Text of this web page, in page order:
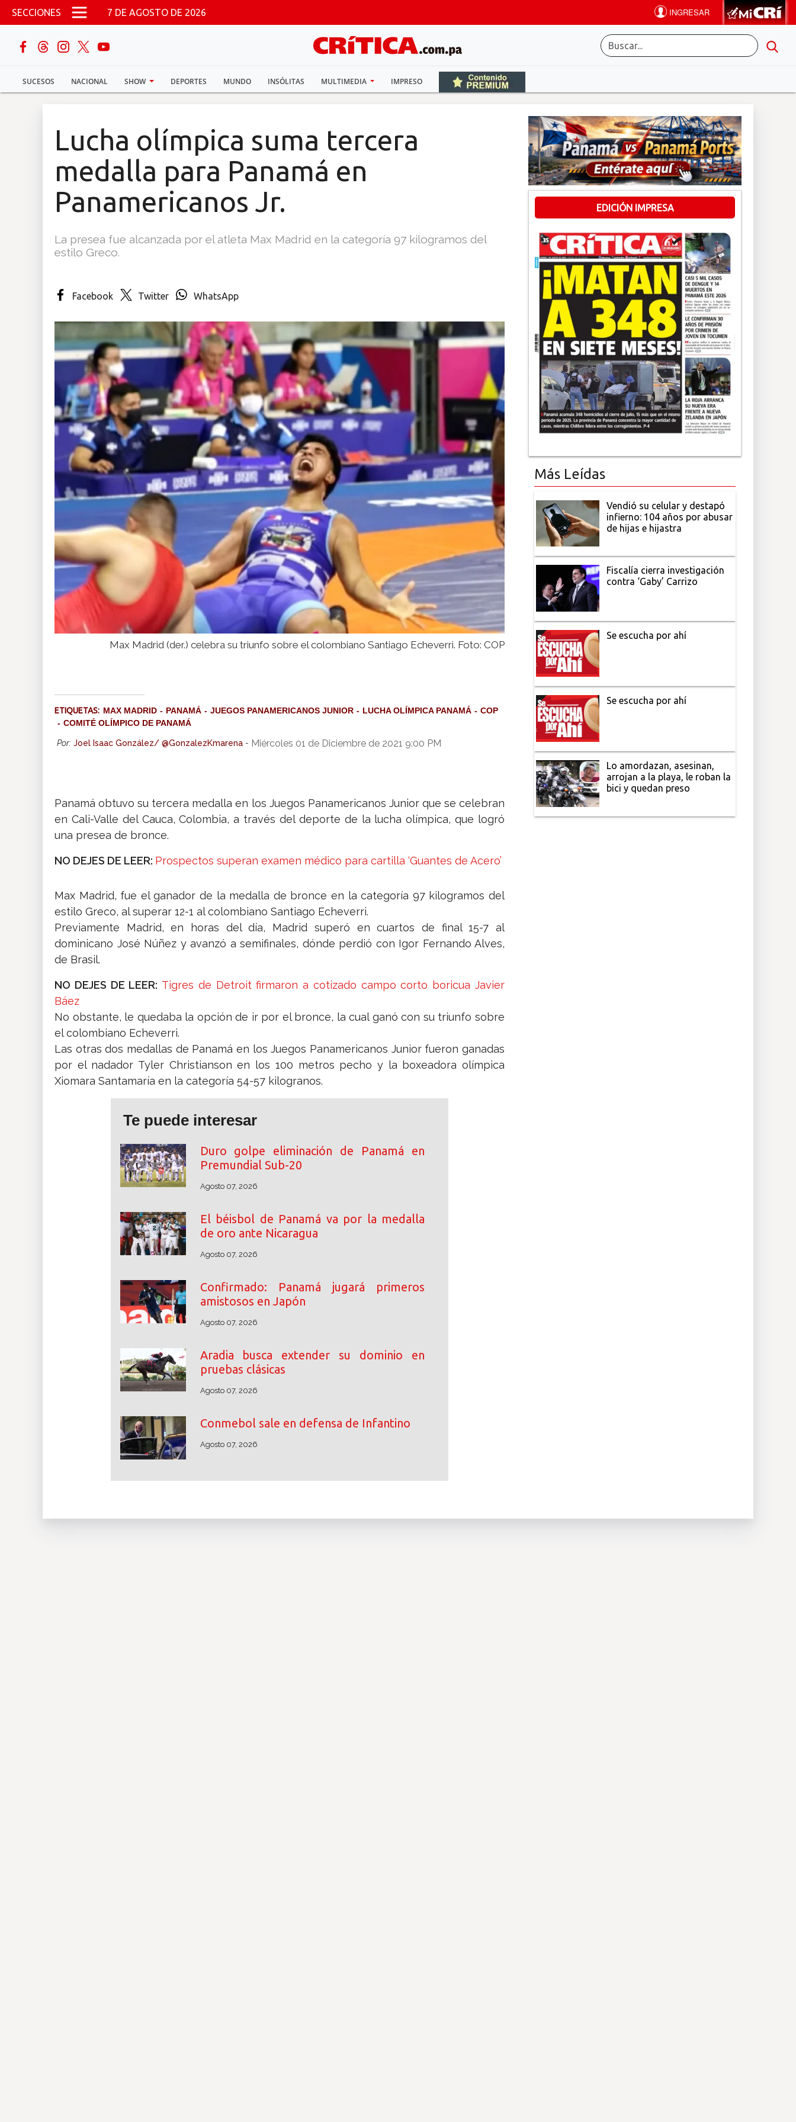
Pasar al contenido principal
SECCIONES 7 DE AGOSTO DE 2026
SUCESOS NACIONAL SHOW DEPORTES MUNDO INSÓLITAS MULTIMEDIA IMPRESO
buscar
Sucesos
Multimedia
Lucha olímpica suma tercera
medalla para Panamá en
Panamericanos Jr.
La presea fue alcanzada por el atleta Max Madrid en la categoría 97 kilogramos del
estilo Greco.
Facebook Twitter WhatsApp
Max Madrid (der.) celebra su triunfo sobre el colombiano Santiago Echeverri. Foto: COP
ETIQUETAS: MAX MADRID PANAMÁ JUEGOS PANAMERICANOS JUNIOR LUCHA OLÍMPICA PANAMÁ
COP
COMITÉ OLÍMPICO DE PANAMÁ
Por: Joel Isaac González/ @GonzalezKmarena - Miércoles 01 de Diciembre de 2021 9:00 PM
Panamá obtuvo su tercera medalla en los Juegos Panamericanos Junior que se celebran
en Cali-Valle del Cauca, Colombia, a través del deporte de la lucha olímpica, que logró
una presea de bronce.
NO DEJES DE LEER: Prospectos superan examen médico para cartilla ‘Guantes de Acero’
Max Madrid, fue el ganador de la medalla de bronce en la categoría 97 kilogramos del
estilo Greco, al superar 12-1 al colombiano Santiago Echeverri.
Previamente Madrid, en horas del día, Madrid superó en cuartos de final 15-7 al
dominicano José Núñez y avanzó a semifinales, dónde perdió con Igor Fernando Alves,
de Brasil.
NO DEJES DE LEER: Tigres de Detroit firmaron a cotizado campo corto boricua Javier
Báez
No obstante, le quedaba la opción de ir por el bronce, la cual ganó con su triunfo sobre
el colombiano Echeverri.
Las otras dos medallas de Panamá en los Juegos Panamericanos Junior fueron ganadas
por el nadador Tyler Christianson en los 100 metros pecho y la boxeadora olímpica
Xiomara Santamaría en la categoría 54-57 kilogranos.
Te puede interesar
Duro golpe eliminación de Panamá en
Premundial Sub-20
Agosto 07, 2026
El béisbol de Panamá va por la medalla
de oro ante Nicaragua
Agosto 07, 2026
Confirmado: Panamá jugará primeros
amistosos en Japón
Agosto 07, 2026
Aradia busca extender su dominio en
pruebas clásicas
Agosto 07, 2026
Conmebol sale en defensa de Infantino
Agosto 07, 2026
EDICIÓN IMPRESA
Más Leídas
Vendió su celular y destapó
infierno: 104 años por abusar
de hijas e hijastra
Fiscalía cierra investigación
contra ‘Gaby’ Carrizo
Se escucha por ahí
Se escucha por ahí
Lo amordazan, asesinan,
arrojan a la playa, le roban la
bici y quedan preso